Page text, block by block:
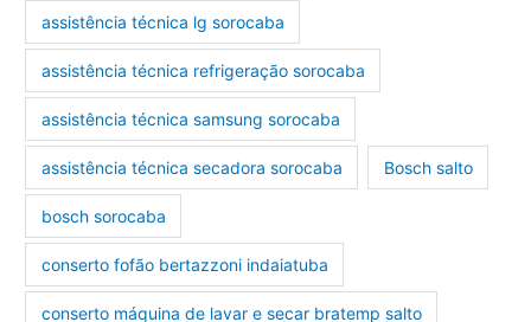
assistência técnica lg sorocaba
assistência técnica refrigeração sorocaba
assistência técnica samsung sorocaba
assistência técnica secadora sorocaba Bosch salto
bosch sorocaba
conserto fofão bertazzoni indaiatuba
conserto máquina de lavar e secar bratemp salto